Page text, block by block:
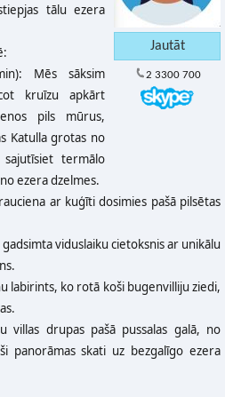
2 3300 700
tālu ezera
Mēs sāksim
kruīzu apkārt
pils mūrus,
Katulla grotas no
termālo
ezera dzelmes.
ar kuģīti dosimies pašā pilsētas
viduslaiku cietoksnis ar unikālu
labirints, ko rotā koši bugenvilliju ziedi,
villas drupas pašā pussalas galā, no
panorāmas skati uz bezgalīgo ezera